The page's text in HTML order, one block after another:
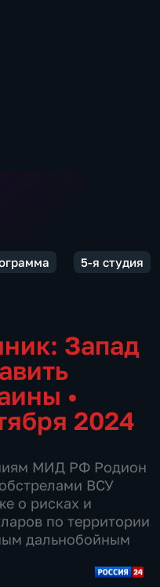
5-я студия
Запад
•
2024
МИД РФ Родион
ВСУ
о рисках и
по территории
дальнобойным